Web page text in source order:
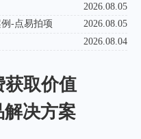
2026.08.05
-点易拍项
2026.08.05
2026.08.04
获取价值
决方案